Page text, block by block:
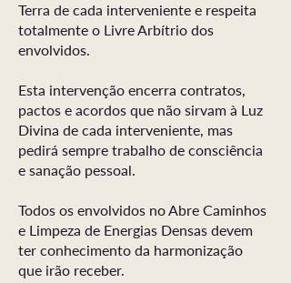
Terra de cada interveniente e respeita
totalmente o Livre Arbítrio dos
envolvidos.
Esta intervenção encerra contratos,
pactos e acordos que não sirvam à Luz
Divina de cada interveniente, mas
pedirá sempre trabalho de consciência
e sanação pessoal.
Todos os envolvidos no Abre Caminhos
e Limpeza de Energias Densas devem
ter conhecimento da harmonização
que irão receber.